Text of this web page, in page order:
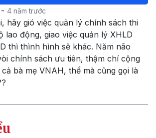
- 4 năm trước
hãy gió việc quản lý chính sách thi
lao động, giao việc quản lý XHLD
thì thình hình sẽ khác. Năm não
chính sách ưu tiên, thậm chí cộng
bà mẹ VNAH, thế mà cũng gọi là